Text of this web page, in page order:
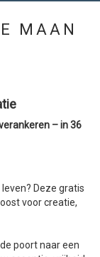
MAAN
– in 36
Deze gratis
voor creatie,
poort naar een